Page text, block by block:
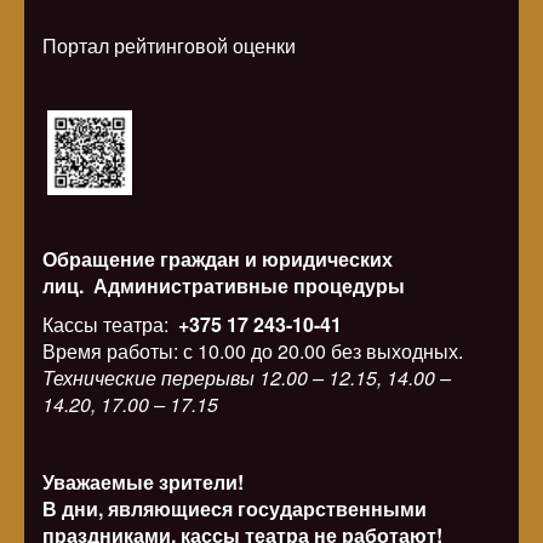
Портал рейтинговой оценки
Обращение граждан и юридических
лиц. Административные процедуры
Кассы театра: +375 17 243-10-41
Время работы: с 10.00 до 20.00 без выходных.
Технические перерывы 12.00 – 12.15, 14.00 –
14.20, 17.00 – 17.15
Уважаемые зрители!
В дни, являющиеся государственными
праздниками, кассы театра не работают!